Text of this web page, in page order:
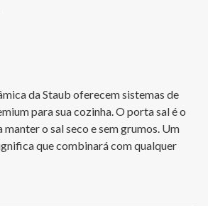
da Staub oferecem sistemas de
para sua cozinha. O porta sal é o
o sal seco e sem grumos. Um
que combinará com qualquer